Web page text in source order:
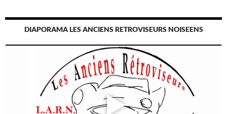
DIAPORAMA LES ANCIENS RETROVISEURS NOISEENS